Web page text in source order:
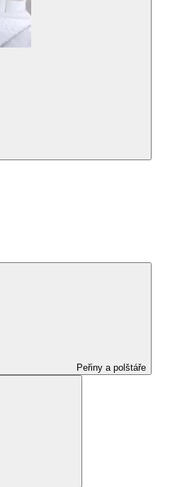
Peřiny a polštáře